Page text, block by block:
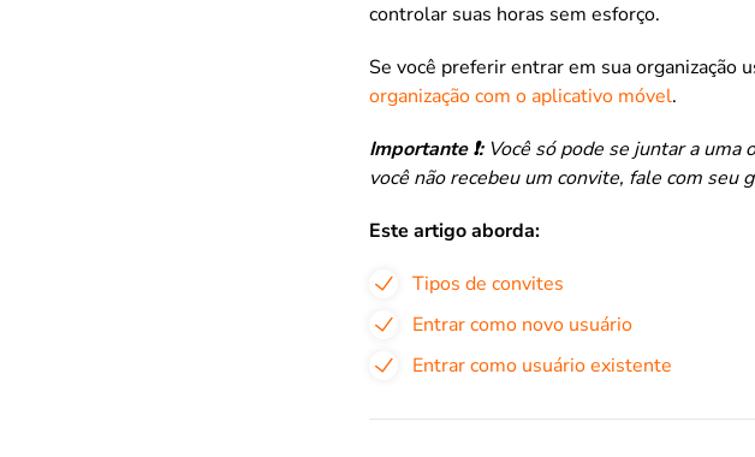
controlar suas horas sem esforço.
Se você preferir entrar em sua organização
organização com o aplicativo móvel.
Importante ❗️:Você só pode se juntar a uma
você não recebeu um convite, fale com seu
Este artigo aborda:
Tipos de convites
Entrar como novo usuário
Entrar como usuário existente